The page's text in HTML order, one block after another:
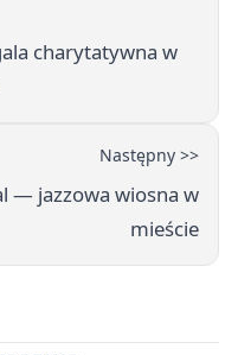
charytatywna w
Następny >>
— jazzowa wiosna w
mieście